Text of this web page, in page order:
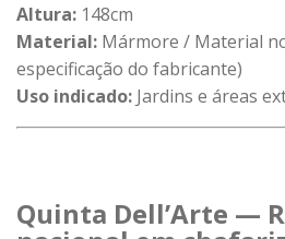
Altura: 148cm
Material: Mármore / Material
especificação do fabricante)
Uso indicado: Jardins e áreas
Quinta Dell’Arte —